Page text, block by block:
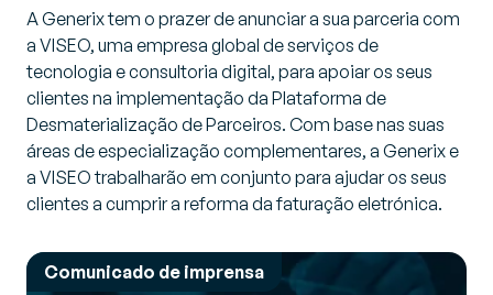
A Generix tem o prazer de anunciar a sua parceria com
a VISEO, uma empresa global de serviços de
tecnologia e consultoria digital, para apoiar os seus
clientes na implementação da Plataforma de
Desmaterialização de Parceiros. Com base nas suas
áreas de especialização complementares, a Generix e
a VISEO trabalharão em conjunto para ajudar os seus
clientes a cumprir a reforma da faturação eletrónica.
Comunicado de imprensa